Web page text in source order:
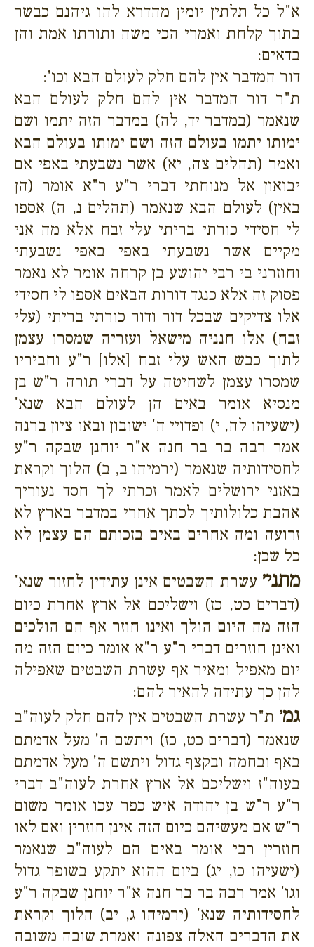
א"ל כל תלתין יומין מהדרא להו גיהנם כבשר
בתוך קלחת ואמרי הכי משה ותורתו אמת והן
בדאים:
דור המדבר אין להם חלק לעולם הבא וכו':
ת"ר דור המדבר אין להם חלק לעולם הבא
שנאמר (במדבר יד, לה) במדבר הזה יתמו ושם
ימותו יתמו בעולם הזה ושם ימותו בעולם הבא
ואמר (תהלים צה, יא) אשר נשבעתי באפי אם
יבואון אל מנוחתי דברי ר"ע ר"א אומר (הן
באין) לעולם הבא שנאמר (תהלים נ, ה) אספו
לי חסידי כורתי בריתי עלי זבח אלא מה אני
מקיים אשר נשבעתי באפי באפי נשבעתי
וחוזרני בי רבי יהושע בן קרחה אומר לא נאמר
פסוק זה אלא כנגד דורות הבאים אספו לי חסידי
אלו צדיקים שבכל דור ודור כורתי בריתי (עלי
זבח) אלו חנניה מישאל ועזריה שמסרו עצמן
לתוך כבש האש עלי זבח [אלו] ר"ע וחביריו
שמסרו עצמן לשחיטה על דברי תורה ר"ש בן
מנסיא אומר באים הן לעולם הבא שנא'
(ישעיהו לה, י) ופדויי ה' ישובון ובאו ציון ברנה
אמר רבה בר בר חנה א"ר יוחנן שבקה ר"ע
לחסידותיה שנאמר (ירמיהו ב, ב) הלוך וקראת
באזני ירושלים לאמר זכרתי לך חסד נעוריך
אהבת כלולותיך לכתך אחרי במדבר בארץ לא
זרועה ומה אחרים באים בזכותם הם עצמן לא
כל שכן:
מתני׳ עשרת השבטים אינן עתידין לחזור שנא'
(דברים כט, כז) וישליכם אל ארץ אחרת כיום
הזה מה היום הולך ואינו חוזר אף הם הולכים
ואינן חוזרים דברי ר"ע ר"א אומר כיום הזה מה
יום מאפיל ומאיר אף עשרת השבטים שאפילה
להן כך עתידה להאיר להם:
גמ׳ ת"ר עשרת השבטים אין להם חלק לעוה"ב
שנאמר (דברים כט, כז) ויתשם ה' מעל אדמתם
באף ובחמה ובקצף גדול ויתשם ה' מעל אדמתם
בעוה"ז וישליכם אל ארץ אחרת לעוה"ב דברי
ר"ע ר"ש בן יהודה איש כפר עכו אומר משום
ר"ש אם מעשיהם כיום הזה אינן חוזרין ואם לאו
חוזרין רבי אומר באים הם לעוה"ב שנאמר
(ישעיהו כז, יג) ביום ההוא יתקע בשופר גדול
וגו' אמר רבה בר בר חנה א"ר יוחנן שבקה ר"ע
לחסידותיה שנא' (ירמיהו ג, יב) הלוך וקראת
את הדברים האלה צפונה ואמרת שובה משובה